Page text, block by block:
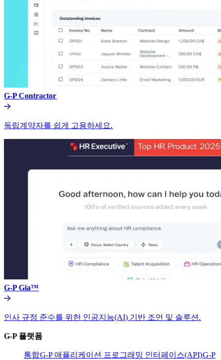
G-P Contractor​​
독립계약자를 쉽게 고용하세요.​​
G-P Gia™​​
인사 규정 준수를 위한 인공지능(AI) 기반 조언 및 솔루션.​​
G-P 플랫폼​​
통합​​G-P 애플리케이션 프로그래밍 인터페이스(API)​​G-P